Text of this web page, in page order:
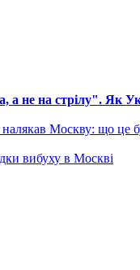
не на стрілу". Як
налякав Москву: що це
вибуху в Москві